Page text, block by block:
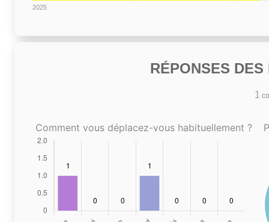
2025
RÉPONSES
1
Comment vous déplacez-vous habituellement ?